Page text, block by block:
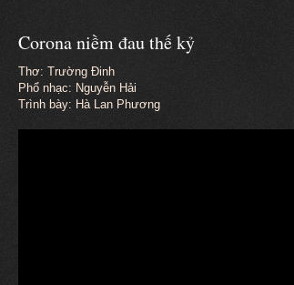
Corona niềm đau thế kỷ
Thơ: Trường Đinh
Phổ nhạc: Nguyễn Hải
Trình bày: Hà Lan Phương